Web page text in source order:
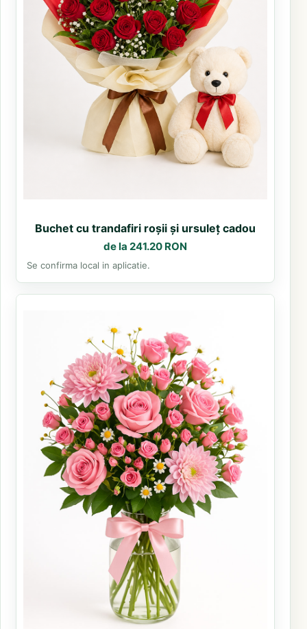
Buchet cu trandafiri roșii și ursuleț cadou
de la 241.20 RON
Se confirma local in aplicatie.